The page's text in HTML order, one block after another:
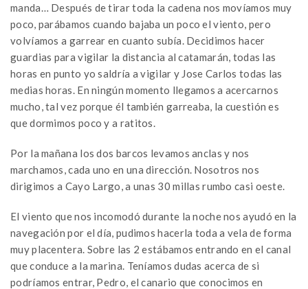
manda… Después de tirar toda la cadena nos movíamos muy
poco, parábamos cuando bajaba un poco el viento, pero
volvíamos a garrear en cuanto subía. Decidimos hacer
guardias para vigilar la distancia al catamarán, todas las
horas en punto yo saldría a vigilar y Jose Carlos todas las
medias horas. En ningún momento llegamos a acercarnos
mucho, tal vez porque él también garreaba, la cuestión es
que dormimos poco y a ratitos.
Por la mañana los dos barcos levamos anclas y nos
marchamos, cada uno en una dirección. Nosotros nos
dirigimos a Cayo Largo, a unas 30 millas rumbo casi oeste.
El viento que nos incomodó durante la noche nos ayudó en la
navegación por el día, pudimos hacerla toda a vela de forma
muy placentera. Sobre las 2 estábamos entrando en el canal
que conduce a la marina. Teníamos dudas acerca de si
podríamos entrar, Pedro, el canario que conocimos en